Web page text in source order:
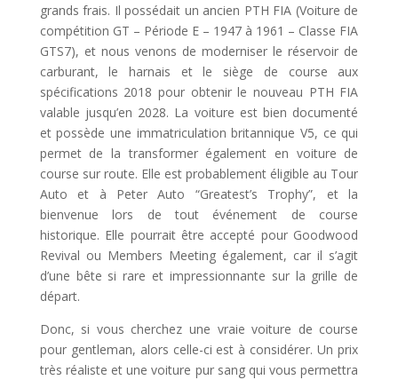
grands frais. Il possédait un ancien PTH FIA (Voiture de
compétition GT – Période E – 1947 à 1961 – Classe FIA
​​GTS7), et nous venons de moderniser le réservoir de
carburant, le harnais et le siège de course aux
spécifications 2018 pour obtenir le nouveau PTH FIA
valable jusqu’en 2028. La voiture est bien documenté
et possède une immatriculation britannique V5, ce qui
permet de la transformer également en voiture de
course sur route. Elle est probablement éligible au Tour
Auto et à Peter Auto “Greatest’s Trophy”, et la
bienvenue lors de tout événement de course
historique. Elle pourrait être accepté pour Goodwood
Revival ou Members Meeting également, car il s’agit
d’une bête si rare et impressionnante sur la grille de
départ.
Donc, si vous cherchez une vraie voiture de course
pour gentleman, alors celle-ci est à considérer. Un prix
très réaliste et une voiture pur sang qui vous permettra